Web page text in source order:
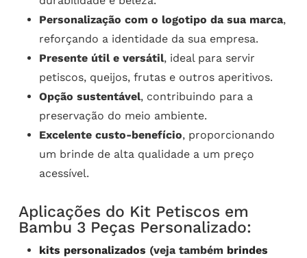
Personalização com o logotipo da sua marca,
reforçando a identidade da sua empresa.
Presente útil e versátil, ideal para servir
petiscos, queijos, frutas e outros aperitivos.
Opção sustentável, contribuindo para a
preservação do meio ambiente.
Excelente custo-benefício, proporcionando
um brinde de alta qualidade a um preço
acessível.
Aplicações do Kit Petiscos em
Bambu 3 Peças Personalizado:
kits personalizados (veja também brindes